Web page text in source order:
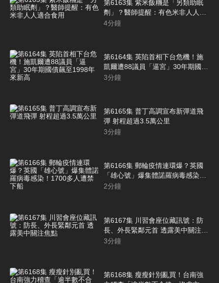
第6163集 紫米飯糰是「另類助眠
劑」？醫師提醒：有色米非人人適
合食用
4分鐘
第6164集 英陷首相下台危機！施
凱爾遭88議員「逼宮」30年期國債
飆至1998年來新高
3分鐘
第6165集 普丁高調宣布新彈道飛
彈 射程超過3.5萬公里
3分鐘
第6166集 郵輪疫情連環爆？英國
「雄心號」爆集體諾羅病毒感染！
1700多人遭禁下船
2分鐘
第6167集 川習會座位藏訊號：防
長、外長緊鄰元首 透露美中關注焦
點
3分鐘
第6168集 瘦瘦針別亂買！台南強